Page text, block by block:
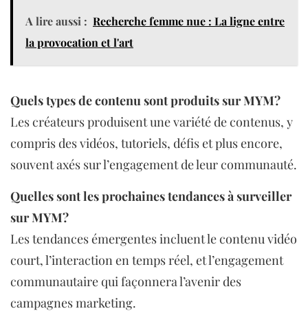
A lire aussi : Recherche femme nue : La ligne entre
la provocation et l'art
Quels types de contenu sont produits sur MYM?
Les créateurs produisent une variété de contenus, y
compris des vidéos, tutoriels, défis et plus encore,
souvent axés sur l’engagement de leur communauté.
Quelles sont les prochaines tendances à surveiller
sur MYM?
Les tendances émergentes incluent le contenu vidéo
court, l’interaction en temps réel, et l’engagement
communautaire qui façonnera l’avenir des
campagnes marketing.